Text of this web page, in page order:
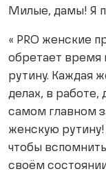
Милые, дамы! Я
« PRO женские
обретает время
рутину. Каждая
делах, в работе,
самом главном
женскую
чтобы
своём